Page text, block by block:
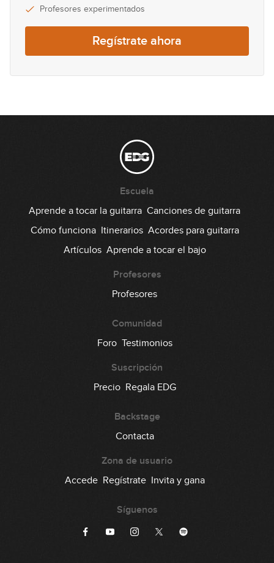
Profesores experimentados
Regístrate ahora
Escuela
Aprende a tocar la guitarra Canciones de guitarra
Cómo funciona Itinerarios Acordes para guitarra
Artículos Aprende a tocar el bajo
Profesores
Profesores
Comunidad
Foro Testimonios
Suscripción
Precio Regala EDG
Backstage
Contacta
Zona de usuario
Accede Regístrate Invita y gana
Síguenos